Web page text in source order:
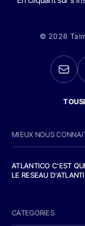
© 2026
MIEUX NOUS
ATLANTICO C'EST
LE RESEAU
CATEGORIES